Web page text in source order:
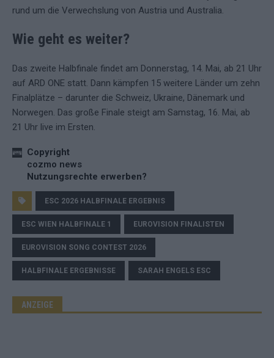
rund um die Verwechslung von Austria und Australia.
Wie geht es weiter?
Das zweite Halbfinale findet am Donnerstag, 14. Mai, ab 21 Uhr
auf ARD ONE statt. Dann kämpfen 15 weitere Länder um zehn
Finalplätze – darunter die Schweiz, Ukraine, Dänemark und
Norwegen. Das große Finale steigt am Samstag, 16. Mai, ab
21 Uhr live im Ersten.
Copyright
cozmo news
Nutzungsrechte erwerben?
ESC 2026 HALBFINALE ERGEBNIS
ESC WIEN HALBFINALE 1 EUROVISION FINALISTEN
EUROVISION SONG CONTEST 2026
HALBFINALE ERGEBNISSE SARAH ENGELS ESC
ANZEIGE